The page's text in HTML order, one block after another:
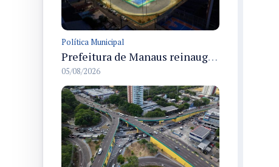
Política Municipal
Prefeitura de Manaus reinaugura o Velódromo Professora Alzira Campos e entrega espaço esportivo totalmente revitalizado
05/08/2026